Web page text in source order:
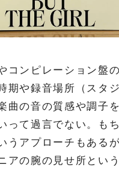
コンピレーション盤
期や録音場所（スタ
曲の音の質感や調子
って過言でない。も
うアプローチもある
アの腕の見せ所とい